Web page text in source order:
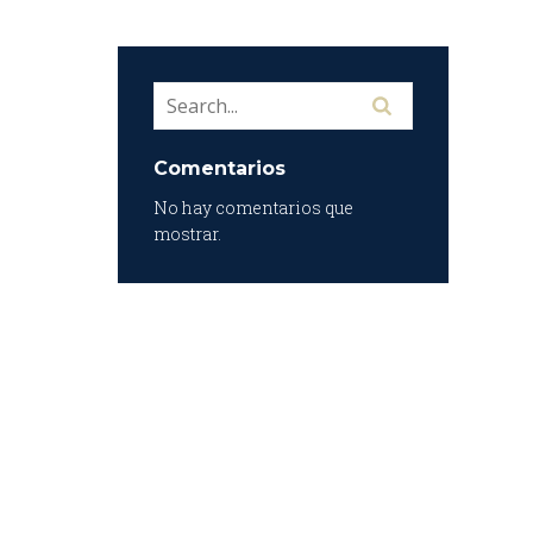
Comentarios
No hay comentarios que
mostrar.